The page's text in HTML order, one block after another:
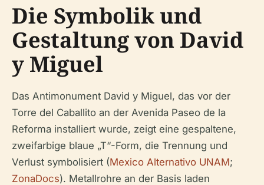
Die Symbolik und
Gestaltung von David
y Miguel
Das Antimonument David y Miguel, das vor der
Torre del Caballito an der Avenida Paseo de la
Reforma installiert wurde, zeigt eine gespaltene,
zweifarbige blaue „T“-Form, die Trennung und
Verlust symbolisiert (Mexico Alternativo UNAM;
ZonaDocs). Metallrohre an der Basis laden